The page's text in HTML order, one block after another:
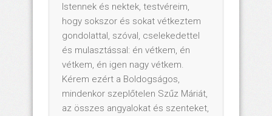
lstennek és nektek, testvéreim,
hogy sokszor és sokat vétkeztem
gondolattal, szóval, cselekedettel
és mulasztással: én vétkem, én
vétkem, én igen nagy vétkem.
Kérem ezért a Boldogságos,
mindenkor szeplőtelen Szűz Máriát,
az összes angyalokat és szenteket,